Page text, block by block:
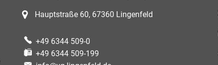
Hauptstraße 60, 67360 Lingenfeld
+49 6344 509-0
+49 6344 509-199